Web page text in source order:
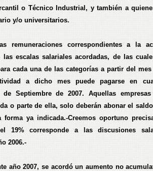
o Técnico Industrial, y también a
y/o universitarios.
remuneraciones correspondientes a la
las escalas salariales acordadas, de las
cada una de las categorías a partir del mes
a dicho mes puede pagarse en
Septiembre de 2007. Aquellas
o parte de ella, solo deberán abonar el
ya indicada.-Creemos oportuno
19% corresponde a las discusiones
2006.-
año 2007, se acordó un aumento no